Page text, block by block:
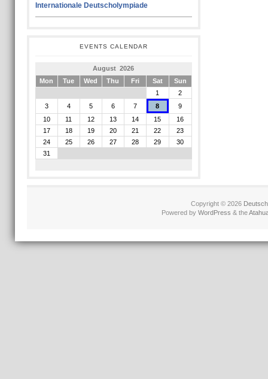
Internationale Deutscholympiade
EVENTS CALENDAR
August 2026
Mon
Tue Wed Thu Fri Sat
Sun
1
2
3
4 5 6 7 8
9
10
11 12 13 14 15
16
17
18 19 20 21 22
23
24
25 26 27 28 29
30
31
Copyright © 2026
Powered by WordPress & the